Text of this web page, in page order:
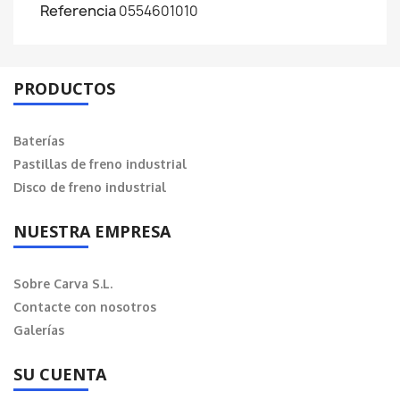
Referencia0554601010
PRODUCTOS
Baterías
Pastillas de freno industrial
Disco de freno industrial
NUESTRA EMPRESA
Sobre Carva S.L.
Contacte con nosotros
Galerías
SU CUENTA